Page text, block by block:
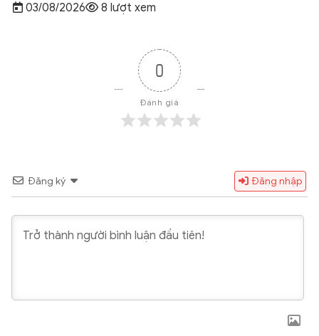
03/08/2026 8 lượt xem
0
Đánh giá
Đăng ký Đăng nhập